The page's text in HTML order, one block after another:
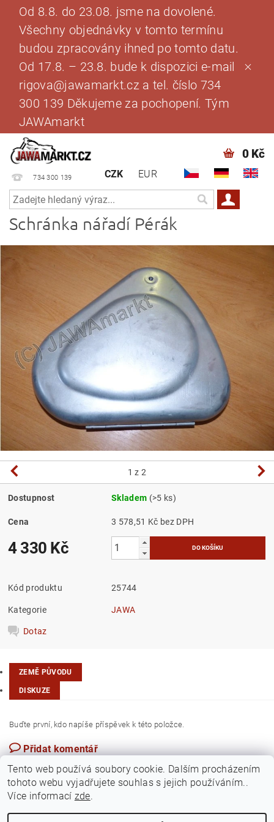
Od 8.8. do 23.08. jsme na dovolené.
Všechny objednávky v tomto termínu
budou zpracovány ihned po tomto datu.
Od 17.8. – 23.8. bude k dispozici e-mail
rigova@jawamarkt.cz a tel. číslo 734
300 139 Děkujeme za pochopení. Tým
JAWAmarkt
734 300 139 CZK EUR
0 Kč
Schránka nářadí Pérák
1 z 2
Dostupnost Skladem (>5 ks)
Cena 3 578,51 Kč bez DPH
4 330 Kč
Kód produktu 25744
Kategorie JAWA
Dotaz
ZEMĚ PŮVODU
DISKUZE
Buďte první, kdo napíše příspěvek k této položce.
Přidat komentář
Tento web používá soubory cookie. Dalším procházením
tohoto webu vyjadřujete souhlas s jejich používáním..
Více informací zde.